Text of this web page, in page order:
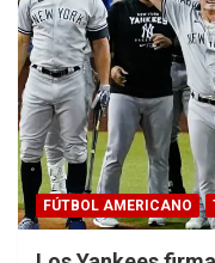
FÚTBOL AMERICANO